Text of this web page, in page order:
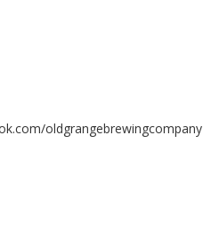
oldgrangebrewingcompany